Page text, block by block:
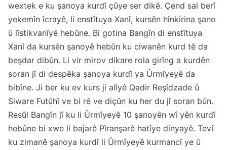
wextek e ku şanoya kurdî çûye ser dikê. Çend sal berî
yekemîn îcrayê, li enstîtuya Xanî, kursên hînkirina şano
û lîstikvanîyê hebûne. Bi gotina Bangîn di enstîtuya
Xanî da kursên şanoyê hebûn ku ciwanên kurd tê da
beşdar dibûn. Li vir mirov dikare rola girîng a kurdên
soran jî di despêka şanoya kurdî ya Ûrmîyeyê da
bibîne. Ji ber ku ev kurs ji alîyê Qadir Reşîdzade û
Siware Futûhî ve bi rê ve diçûn ku her du jî soran bûn.
Resûl Bangîn jî ku li Ûrmîyeyê 10 şanoyên wî yên kurdî
hebûne bi xwe li bajarê Pîranşarê hatîye dinyayê. Tevî
ku zimanê şanoya kurdî li Ûrmîyeyê kurmancî ye û